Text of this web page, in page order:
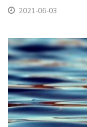
2021-06-03